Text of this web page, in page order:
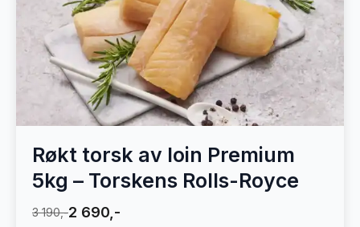
Røkt torsk av loin Premium
5kg – Torskens Rolls-Royce
3 190,-2 690,-